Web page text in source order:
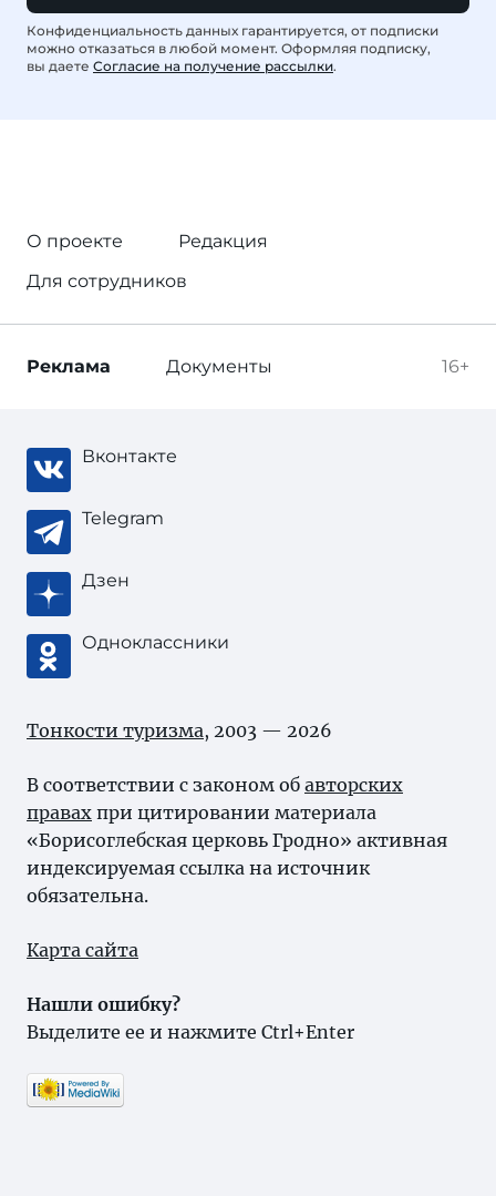
Конфиденциальность данных гарантируется, от подписки
можно отказаться в любой момент. Оформляя подписку,
вы даете Согласие на получение рассылки.
О проекте
Редакция
Для сотрудников
16+
Реклама Документы
Вконтакте
Telegram
Дзен
Одноклассники
Тонкости туризма, 2003 — 2026
В соответствии с законом об авторских
правах при цитировании материала
«Борисоглебская церковь Гродно» активная
индексируемая ссылка на источник
обязательна.
Карта сайта
Нашли ошибку?
Выделите ее и нажмите Ctrl+Enter